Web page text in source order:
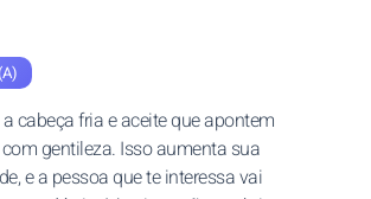
cabeça fria e aceite que apontem
gentileza. Isso aumenta sua
e a pessoa que te interessa vai